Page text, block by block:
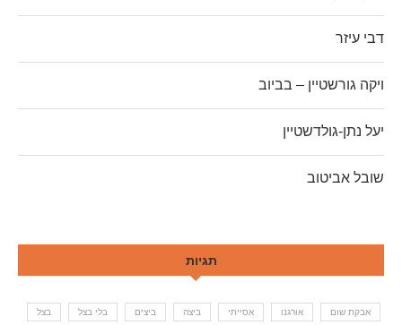
דבי עיזר
ויקה גורשטיין – בביוב
יעל נתן-גולדשטיין
שובל אביטוב
תגיות
אבקת שום אורגנו אסייתי ביצה ביצים בלי בצל בצל